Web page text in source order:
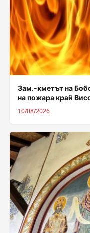
Зам.-кметът на
на пожара край
10/08/2026